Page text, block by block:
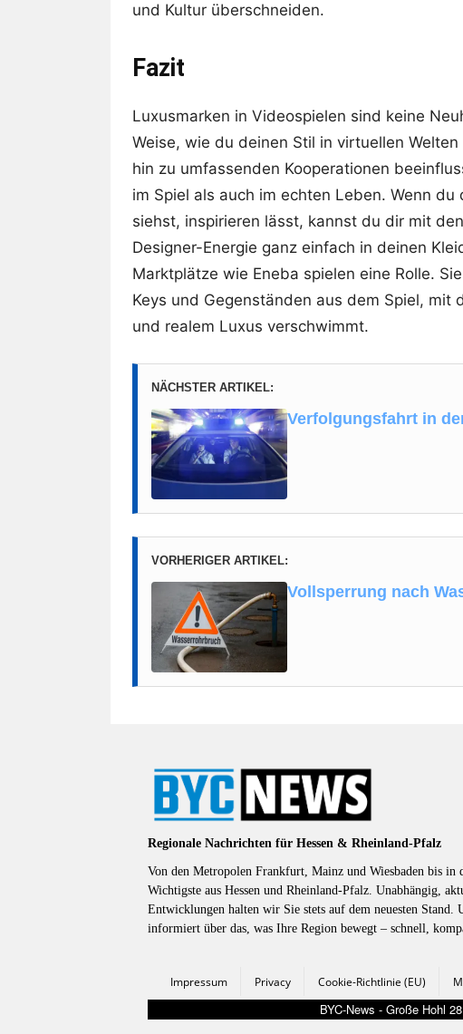
und Kultur überschneiden.
Fazit
Luxusmarken in Videospielen sind keine
Weise, wie du deinen Stil in virtuellen
hin zu umfassenden Kooperationen
im Spiel als auch im echten Leben. Wenn
siehst, inspirieren lässt, kannst du dir mit
Designer-Energie ganz einfach in deinen
Marktplätze wie Eneba spielen eine Rolle.
Keys und Gegenständen aus dem Spiel, mit
und realem Luxus verschwimmt.
NÄCHSTER ARTIKEL:
Verfolgungsfahrt in
VORHERIGER ARTIKEL:
Vollsperrung nach
Regionale Nachrichten für Hessen & Rheinland-Pfalz
Von den Metropolen Frankfurt, Mainz und Wiesbaden bis
Wichtigste aus Hessen und Rheinland-Pfalz. Unabhängig,
Entwicklungen halten wir Sie stets auf dem neuesten Stand.
informiert über das, was Ihre Region bewegt – schnell,
Impressum Privacy Cookie-Richtlinie (EU)
BYC-News - Große Hohl